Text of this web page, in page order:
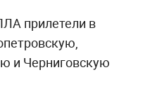
прилетели в
и Черниговскую